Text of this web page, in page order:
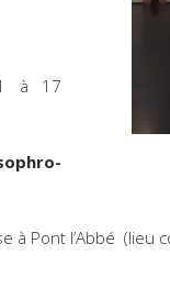
à 17
à Pont